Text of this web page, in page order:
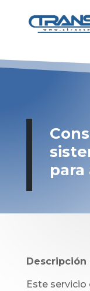
para
Descripción
Este